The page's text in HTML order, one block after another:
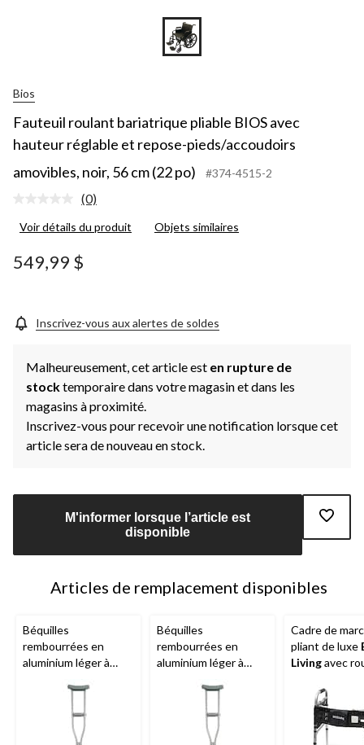
Bios
Fauteuil roulant bariatrique pliable BIOS avec
hauteur réglable et repose-pieds/accoudoirs
amovibles, noir, 56 cm (22 po)
#374-4515-2
Aucune
pour
produit.
Lien
page.
(0)
Voir détails du produit Objets similaires
549,99 $
Inscrivez-vous aux alertes de soldes
Malheureusement, cet article est en rupture de
stocktemporaire dans votre magasin et dans les
magasins à proximité.
Inscrivez-vous pour recevoir une notification lorsque cet
article sera de nouveau en stock.
M'informer lorsque l’article est
disponible
Articles de remplacement disponibles
Béquilles
rembourrées en
aluminium léger à
Living, jeunes, 2
Béquilles
rembourrées en
aluminium léger à
Living, adulte,
moyen, 2 pièces
Cadre de
pliant de luxe
Livingavec